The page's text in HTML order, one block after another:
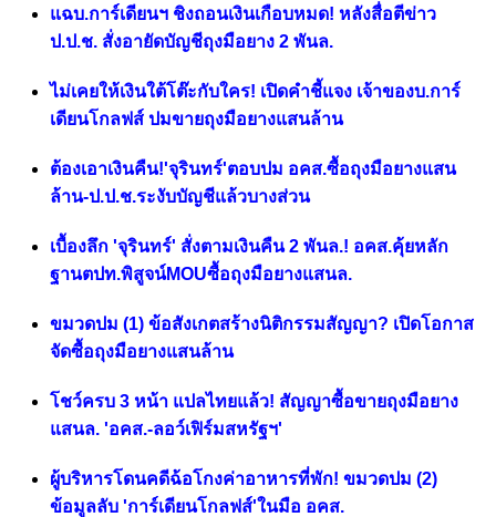
แฉบ.การ์เดียนฯ ชิงถอนเงินเกือบหมด! หลังสื่อตีข่าว
ป.ป.ช. สั่งอายัดบัญชีถุงมือยาง 2 พันล.
ไม่เคยให้เงินใต้โต๊ะกับใคร! เปิดคำชี้แจง เจ้าของบ.การ์
เดียนโกลฟส์ ปมขายถุงมือยางแสนล้าน
ต้องเอาเงินคืน!'จุรินทร์'ตอบปม อคส.ซื้อถุงมือยางแสน
ล้าน-ป.ป.ช.ระงับบัญชีแล้วบางส่วน
เบื้องลึก 'จุรินทร์' สั่งตามเงินคืน 2 พันล.! อคส.คุ้ยหลัก
ฐานตปท.พิสูจน์MOUซื้อถุงมือยางแสนล.
ขมวดปม (1) ข้อสังเกตสร้างนิติกรรมสัญญา? เปิดโอกาส
จัดซื้อถุงมือยางแสนล้าน
โชว์ครบ 3 หน้า แปลไทยแล้ว! สัญญาซื้อขายถุงมือยาง
แสนล. 'อคส.-ลอว์เฟิร์มสหรัฐฯ'
ผู้บริหารโดนคดีฉ้อโกงค่าอาหารที่พัก! ขมวดปม (2)
ข้อมูลลับ 'การ์เดียนโกลฟส์'ในมือ อคส.